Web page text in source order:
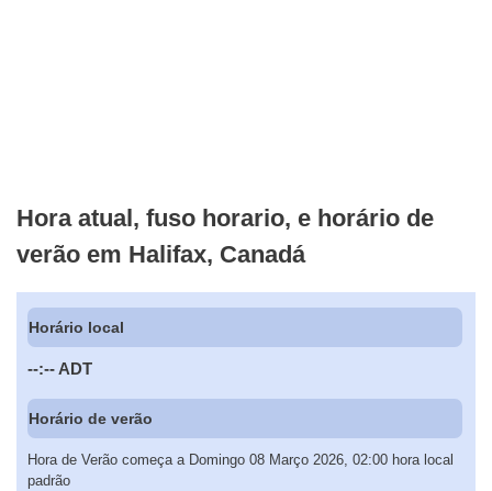
Hora atual, fuso horario, e horário de
verão em Halifax, Canadá
Horário local
--:-- ADT
Horário de verão
Hora de Verão começa a Domingo 08 Março 2026, 02:00 hora local
padrão